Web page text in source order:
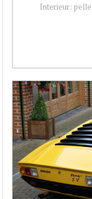
Interieur: